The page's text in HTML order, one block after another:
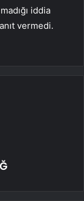
iddia
vermedi.